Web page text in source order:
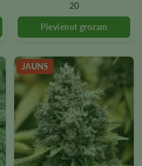
20
produkta
lapā
JAUNS